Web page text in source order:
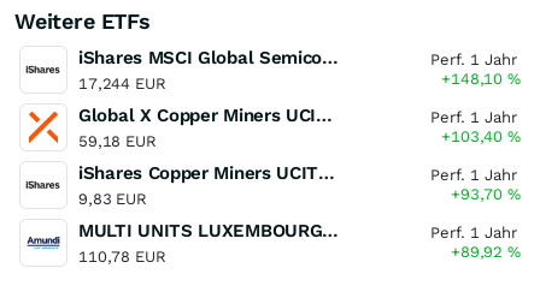
Weitere ETFs
iShares MSCI Global Semiconductors UCITS ETF USD (Acc)
17,244 EUR
Perf. 1 Jahr
+148,10%
Global X Copper Miners UCITS ETF USD Acc
59,18 EUR
Perf. 1 Jahr
+103,40%
iShares Copper Miners UCITS ETF
9,83 EUR
Perf. 1 Jahr
+93,70%
MULTI UNITS LUXEMBOURG - Lyxor MSCI Semiconductors ESG Filtered
110,78 EUR
Perf. 1 Jahr
+89,92%